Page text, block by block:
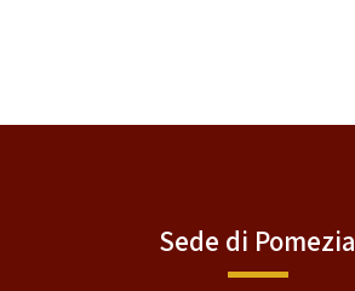
Sede di Pomezia